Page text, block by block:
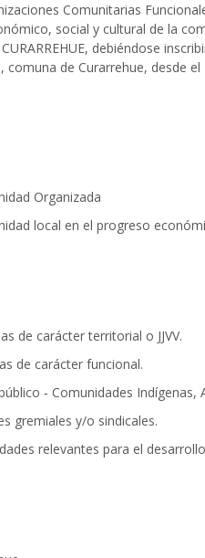
Comunitarias
social y cultural de la
CURARREHUE, debiéndose
comuna de Curarrehue, desde
Organizada
local en el progreso
de carácter territorial o JJVV.
de carácter funcional.
‐ Comunidades
gremiales y/o sindicales.
relevantes para el